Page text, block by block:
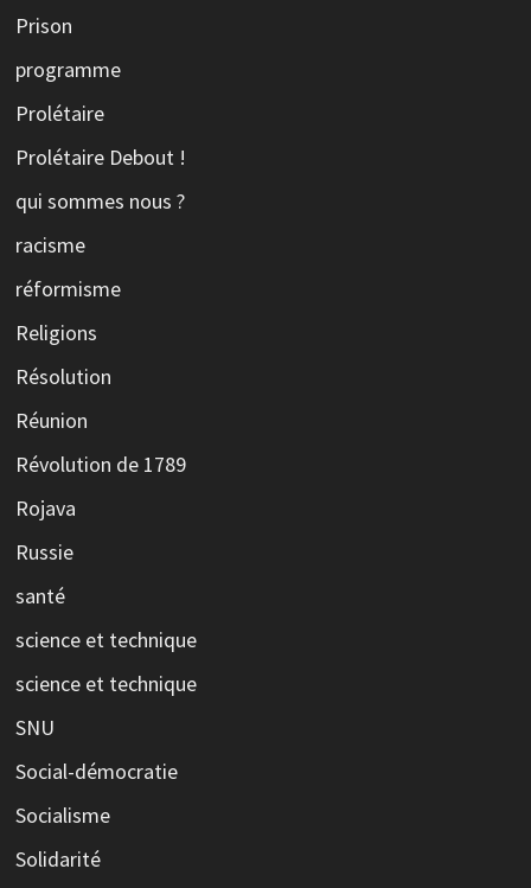
Prison
programme
Prolétaire
Prolétaire Debout !
qui sommes nous ?
racisme
réformisme
Religions
Résolution
Réunion
Révolution de 1789
Rojava
Russie
santé
science et technique
science et technique
SNU
Social-démocratie
Socialisme
Solidarité